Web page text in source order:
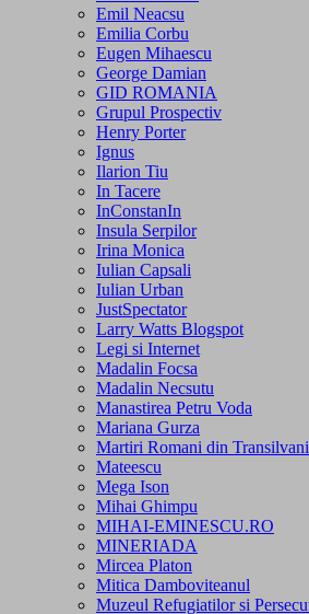
Emil Neacsu
Emilia Corbu
Eugen Mihaescu
George Damian
GID ROMANIA
Grupul Prospectiv
Henry Porter
Ignus
Ilarion Tiu
In Tacere
InConstanIn
Insula Serpilor
Irina Monica
Iulian Capsali
Iulian Urban
JustSpectator
Larry Watts Blogspot
Legi si Internet
Madalin Focsa
Madalin Necsutu
Manastirea Petru Voda
Mariana Gurza
Martiri Romani din
Mateescu
Mega Ison
Mihai Ghimpu
MIHAI-EMINESCU.RO
MINERIADA
Mircea Platon
Mitica Damboviteanul
Muzeul Refugiatilor si